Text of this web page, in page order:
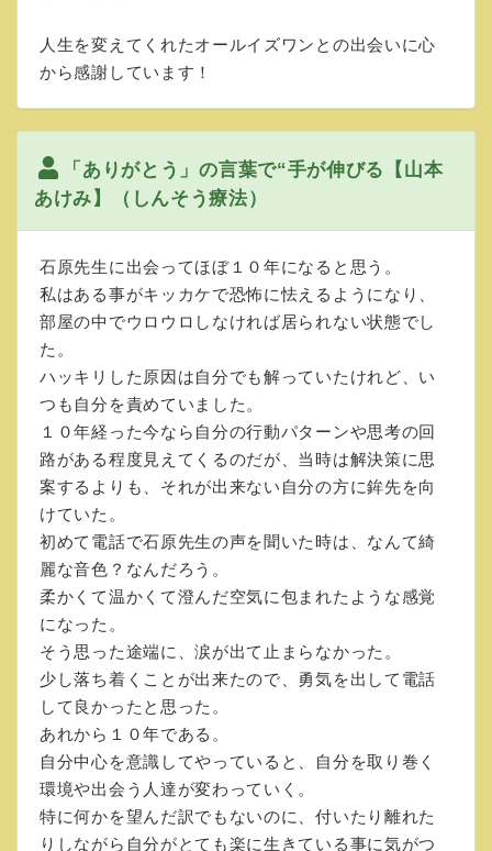
人生を変えてくれたオールイズワンとの出会いに心
から感謝しています！
「ありがとう」の言葉で“手が伸びる【山本
あけみ】（しんそう療法）
石原先生に出会ってほぼ１０年になると思う。
私はある事がキッカケで恐怖に怯えるようになり、
部屋の中でウロウロしなければ居られない状態でし
た。
ハッキリした原因は自分でも解っていたけれど、い
つも自分を責めていました。
１０年経った今なら自分の行動パターンや思考の回
路がある程度見えてくるのだが、当時は解決策に思
案するよりも、それが出来ない自分の方に鉾先を向
けていた。
初めて電話で石原先生の声を聞いた時は、なんて綺
麗な音色？なんだろう。
柔かくて温かくて澄んだ空気に包まれたような感覚
になった。
そう思った途端に、涙が出て止まらなかった。
少し落ち着くことが出来たので、勇気を出して電話
して良かったと思った。
あれから１０年である。
自分中心を意識してやっていると、自分を取り巻く
環境や出会う人達が変わっていく。
特に何かを望んだ訳でもないのに、付いたり離れた
りしながら自分がとても楽に生きている事に気がつ